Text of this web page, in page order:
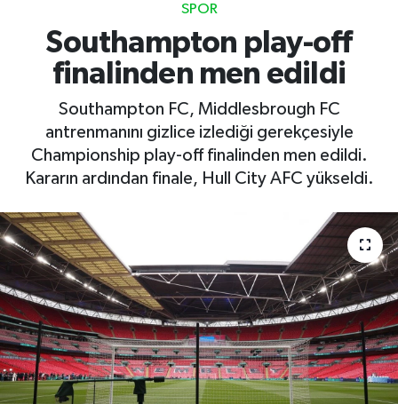
SPOR
Southampton play-off
finalinden men edildi
Southampton FC, Middlesbrough FC
antrenmanını gizlice izlediği gerekçesiyle
Championship play-off finalinden men edildi.
Kararın ardından finale, Hull City AFC yükseldi.